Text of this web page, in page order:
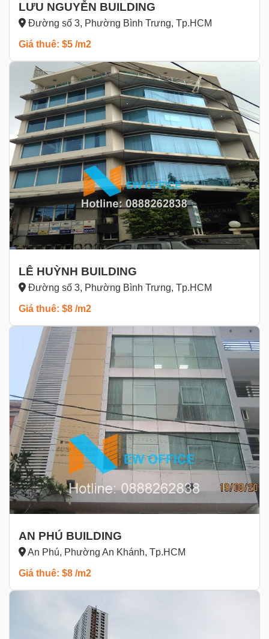
LƯU NGUYỄN BUILDING
Đường số 3, Phường Bình Trưng, Tp.HCM
Giá thuê: $5 /m2
LÊ HUỲNH BUILDING
Đường số 3, Phường Bình Trưng, Tp.HCM
Giá thuê: $8 /m2
AN PHÚ BUILDING
An Phú, Phường An Khánh, Tp.HCM
Giá thuê: $8 /m2